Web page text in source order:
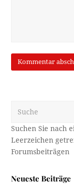
Neueste Beiträge